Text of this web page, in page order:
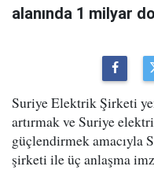
alanında 1 milyar
Suriye Elektrik Şirketi
artırmak ve Suriye
güçlendirmek amacıyla
şirketi ile üç anlaşma